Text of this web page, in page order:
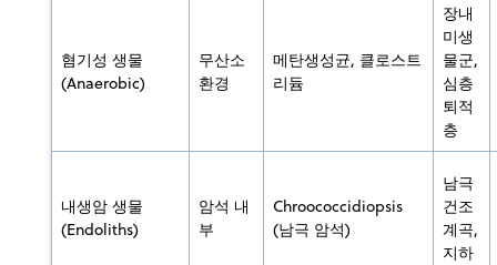
혐기성 생물
(Anaerobic)
무산소
환경
메탄생성균, 클로스트
리듐
장내
미생
물군,
심층
퇴적
층
내생암 생물
(Endoliths)
암석 내
부
Chroococcidiopsis
(남극 암석)
남극
건조
계곡,
지하